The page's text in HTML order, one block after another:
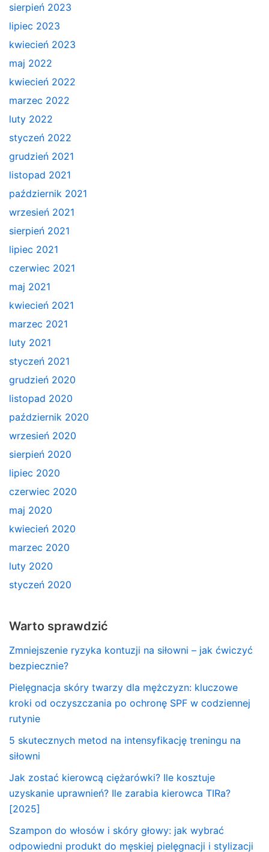
sierpień 2023
lipiec 2023
kwiecień 2023
maj 2022
kwiecień 2022
marzec 2022
luty 2022
styczeń 2022
grudzień 2021
listopad 2021
październik 2021
wrzesień 2021
sierpień 2021
lipiec 2021
czerwiec 2021
maj 2021
kwiecień 2021
marzec 2021
luty 2021
styczeń 2021
grudzień 2020
listopad 2020
październik 2020
wrzesień 2020
sierpień 2020
lipiec 2020
czerwiec 2020
maj 2020
kwiecień 2020
marzec 2020
luty 2020
styczeń 2020
Warto sprawdzić
Zmniejszenie ryzyka kontuzji na siłowni – jak ćwiczyć
bezpiecznie?
Pielęgnacja skóry twarzy dla mężczyzn: kluczowe
kroki od oczyszczania po ochronę SPF w codziennej
rutynie
5 skutecznych metod na intensyfikację treningu na
siłowni
Jak zostać kierowcą ciężarówki? Ile kosztuje
uzyskanie uprawnień? Ile zarabia kierowca TIRa?
[2025]
Szampon do włosów i skóry głowy: jak wybrać
odpowiedni produkt do męskiej pielęgnacji i stylizacji